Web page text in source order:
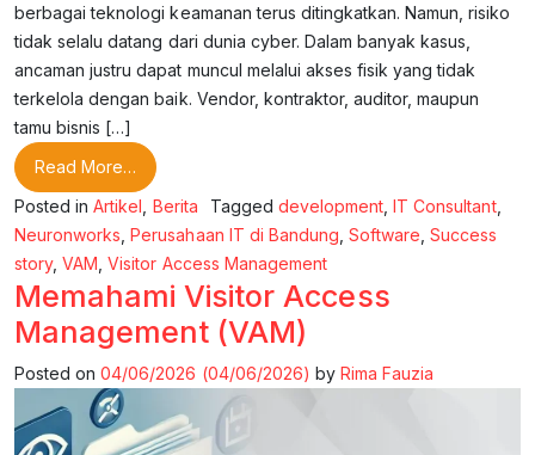
berbagai teknologi keamanan terus ditingkatkan. Namun, risiko
tidak selalu datang dari dunia cyber. Dalam banyak kasus,
ancaman justru dapat muncul melalui akses fisik yang tidak
terkelola dengan baik. Vendor, kontraktor, auditor, maupun
tamu bisnis […]
Read More… from VAM Zero Trust: Ketika Setiap Akses Harus
Posted inArtikel Berita Tagged development ,IT Consultant,
Neuronworks ,Perusahaan IT di Bandung ,Software ,Success
story,VAM ,Visitor Access Management
Memahami Visitor Access
Management (VAM)
Posted on04/06/2026 (04/06/2026) by Rima Fauzia